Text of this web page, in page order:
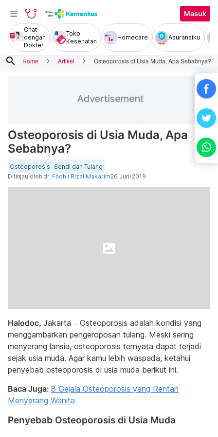
Masuk
Chat
dengan
Dokter
Toko
Kesehatan
Homecare Asuransiku
search Home Artikel Osteoporosis di Usia Muda, Apa Sebabnya?
Osteoporosis di Usia Muda, Apa
Sebabnya?
Osteoporosis
Sendi dan Tulang
Ditinjau oleh dr. Fadhli Rizal Makarim26 Juni 2019
Halodoc, Jakarta – Osteoporosis adalah kondisi yang
menggambarkan pengeroposan tulang. Meski sering
menyerang lansia, osteoporosis ternyata dapat terjadi
sejak usia muda. Agar kamu lebih waspada, ketahui
penyebab osteoporosis di usia muda berikut ini.
Baca Juga: 8 Gejala Osteoporosis yang Rentan
Menyerang Wanita
Penyebab Osteoporosis di Usia Muda